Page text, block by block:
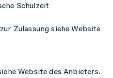
Schulzeit
Zulassung siehe Website
Website des Anbieters.